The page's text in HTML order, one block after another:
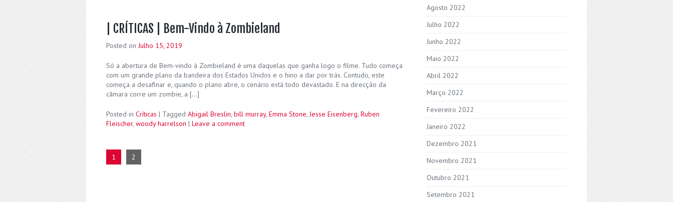
| CRÍTICAS | Bem-Vindo à Zombieland
Posted onJulho 15, 2019
Só a abertura de Bem-vindo à Zombieland é uma daquelas que ganha logo o filme. Tudo começa
com um grande plano da bandeira dos Estados Unidos e o hino a dar por trás. Contudo, este
começa a desafinar e, quando o plano abre, o cenário está todo devastado. E na direcção da
câmara corre um zombie, a […]
Posted in Críticas | Tagged Abigail Breslin, bill murray, Emma Stone,Jesse Eisenberg, Ruben
Fleischer, woody harrelson | Leave a comment
1 2
Agosto 2022
Julho 2022
Junho 2022
Maio 2022
Abril 2022
Março 2022
Fevereiro 2022
Janeiro 2022
Dezembro 2021
Novembro 2021
Outubro 2021
Setembro 2021